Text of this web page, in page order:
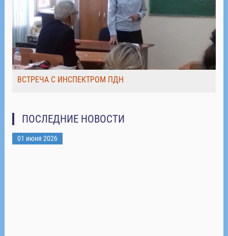
ВСТРЕЧА С ИНСПЕКТРОМ ПДН
ПОСЛЕДНИЕ НОВОСТИ
01 июня 2026